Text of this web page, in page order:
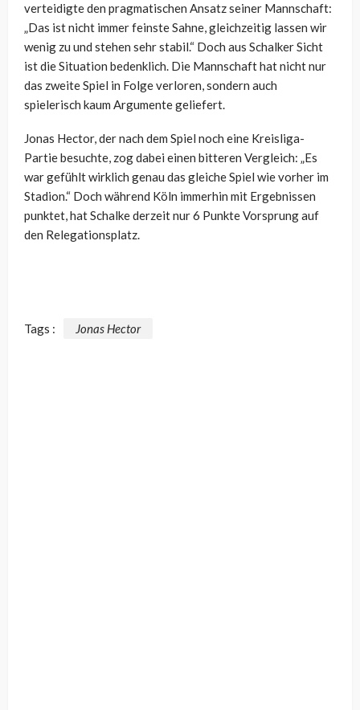
verteidigte den pragmatischen Ansatz seiner Mannschaft:
„Das ist nicht immer feinste Sahne, gleichzeitig lassen wir
wenig zu und stehen sehr stabil.“ Doch aus Schalker Sicht
ist die Situation bedenklich. Die Mannschaft hat nicht nur
das zweite Spiel in Folge verloren, sondern auch
spielerisch kaum Argumente geliefert.
Jonas Hector, der nach dem Spiel noch eine Kreisliga-
Partie besuchte, zog dabei einen bitteren Vergleich: „Es
war gefühlt wirklich genau das gleiche Spiel wie vorher im
Stadion.“ Doch während Köln immerhin mit Ergebnissen
punktet, hat Schalke derzeit nur 6 Punkte Vorsprung auf
den Relegationsplatz.
Tags : Jonas Hector